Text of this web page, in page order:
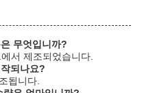
무엇입니까?
서 제조되었습니다.
되나요?
됩니다.